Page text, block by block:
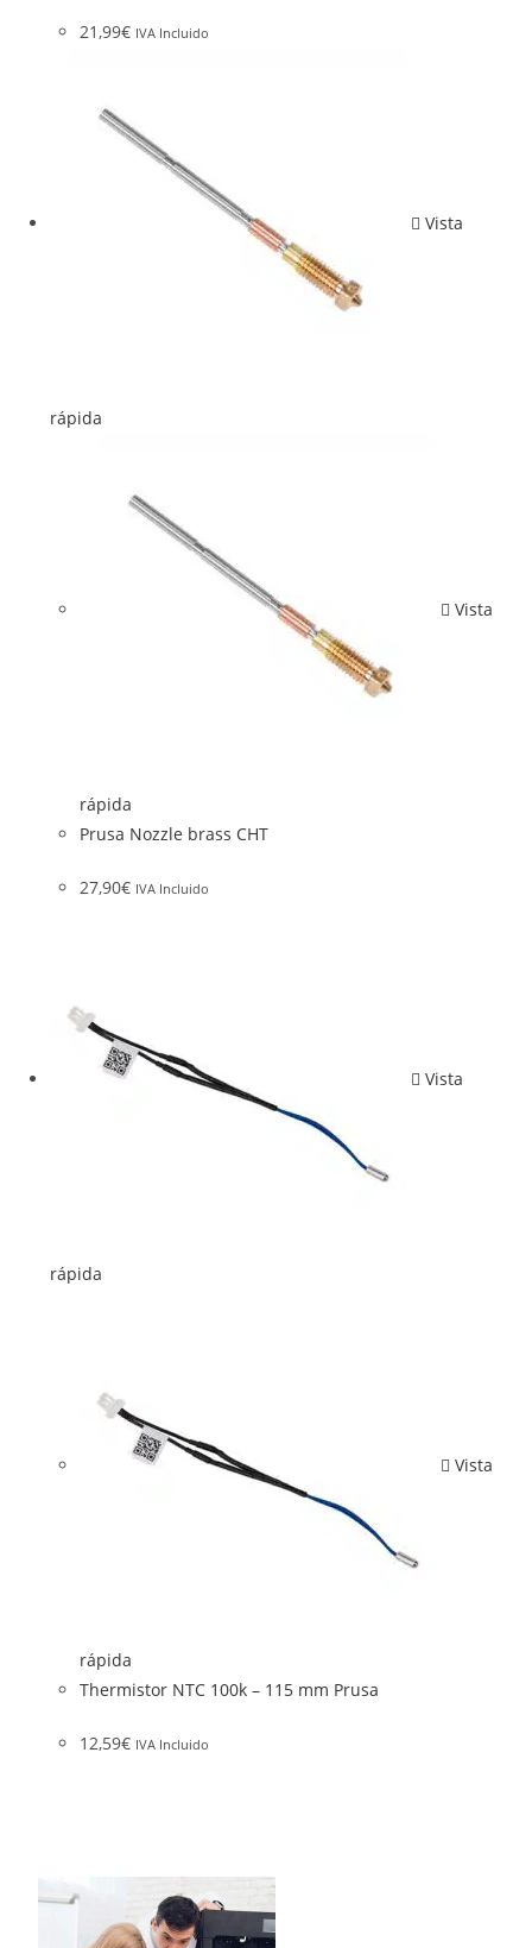
21,99€ IVA Incluido
Vista
rápida
Vista
rápida
Prusa Nozzle brass CHT
27,90€ IVA Incluido
Vista
rápida
Vista
rápida
Thermistor NTC 100k – 115 mm Prusa
12,59€ IVA Incluido